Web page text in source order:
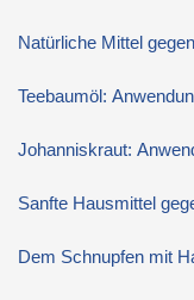
Natürliche Mittel
Teebaumöl:
Johanniskraut:
Sanfte Hausmittel
Dem Schnupfen mit